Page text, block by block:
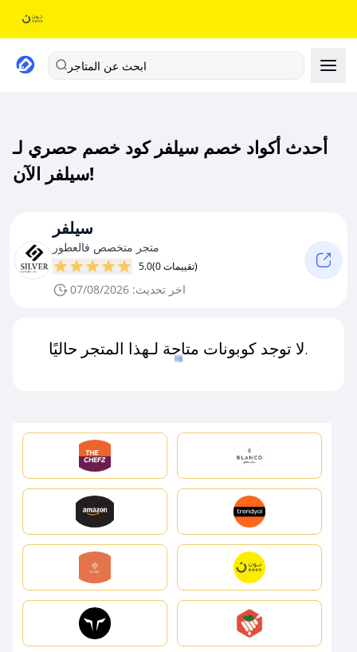
ابحث عن المتاجر
أحدث أكواد خصم سيلفر كود خصم حصري لـ
سيلفر الآن!
سيلفر
متجر متخصص فالعطور
5.0 (0 تقييمات)
اخر تحديث: 07/08/2026
لا توجد كوبونات متاحة لـهذا المتجر حاليًا.